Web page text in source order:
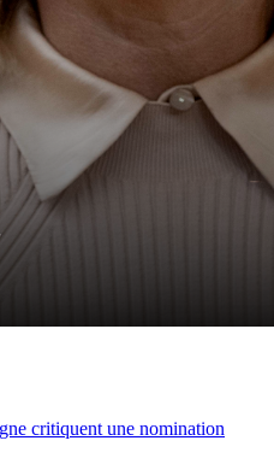
critiquent une nomination